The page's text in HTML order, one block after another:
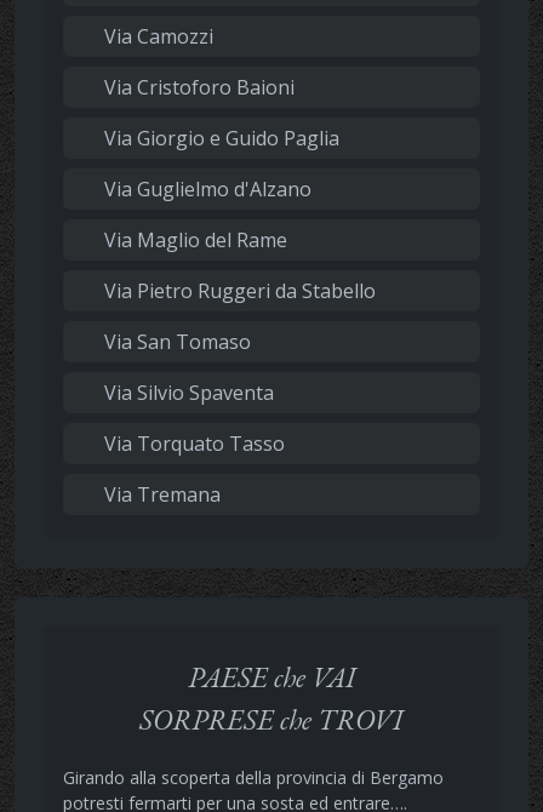
Via Camozzi
Via Cristoforo Baioni
Via Giorgio e Guido Paglia
Via Guglielmo d'Alzano
Via Maglio del Rame
Via Pietro Ruggeri da Stabello
Via San Tomaso
Via Silvio Spaventa
Via Torquato Tasso
Via Tremana
PAESE che VAI
SORPRESE che TROVI
Girando alla scoperta della provincia di Bergamo
potresti fermarti per una sosta ed entrare….